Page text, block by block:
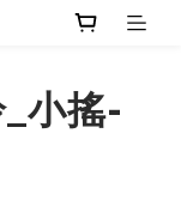
小搖-